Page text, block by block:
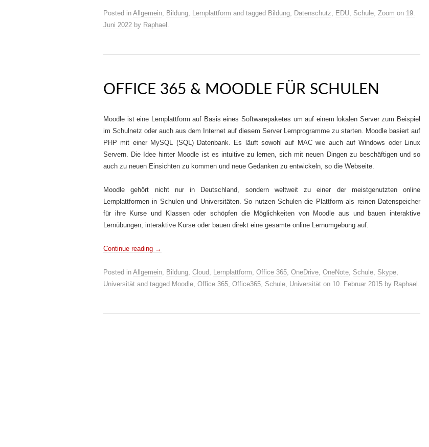
Posted in Allgemein, Bildung, Lernplattform and tagged Bildung, Datenschutz, EDU, Schule, Zoom on 19.
Juni 2022 by Raphael .
OFFICE 365 & MOODLE FÜR SCHULEN
Moodle ist eine Lernplattform auf Basis eines Softwarepaketes um auf einem lokalen Server zum Beispiel
im Schulnetz oder auch aus dem Internet auf diesem Server Lernprogramme zu starten. Moodle basiert auf
PHP mit einer MySQL (SQL) Datenbank. Es läuft sowohl auf MAC wie auch auf Windows oder Linux
Servern. Die Idee hinter Moodle ist es intuitive zu lernen, sich mit neuen Dingen zu beschäftigen und so
auch zu neuen Einsichten zu kommen und neue Gedanken zu entwickeln, so die Webseite.
Moodle gehört nicht nur in Deutschland, sondern weltweit zu einer der meistgenutzten online
Lernplattformen in Schulen und Universitäten. So nutzen Schulen die Plattform als reinen Datenspeicher
für ihre Kurse und Klassen oder schöpfen die Möglichkeiten von Moodle aus und bauen interaktive
Lernübungen, interaktive Kurse oder bauen direkt eine gesamte online Lernumgebung auf.
Continue reading →
Posted in Allgemein, Bildung, Cloud, Lernplattform, Office 365, OneDrive, OneNote, Schule, Skype,
Universität and tagged Moodle, Office 365, Office365, Schule, Universität on 10. Februar 2015 by Raphael .